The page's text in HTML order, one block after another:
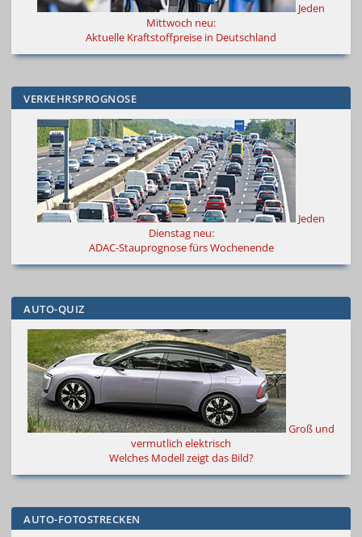
Jeden
Mittwoch neu:
Aktuelle Kraftstoffpreise in Deutschland
VERKEHRSPROGNOSE
Jeden
Dienstag neu:
ADAC-Stauprognose fürs Wochenende
AUTO-QUIZ
Groß und
vermutlich elektrisch
Welches Modell zeigt das Bild?
AUTO-FOTOSTRECKEN